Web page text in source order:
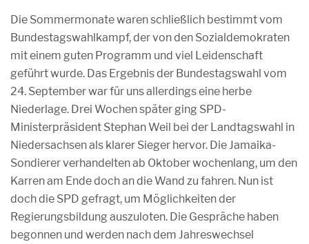
Die Sommermonate waren schließlich bestimmt vom
Bundestagswahlkampf, der von den Sozialdemokraten
mit einem guten Programm und viel Leidenschaft
geführt wurde. Das Ergebnis der Bundestagswahl vom
24. September war für uns allerdings eine herbe
Niederlage. Drei Wochen später ging SPD-
Ministerpräsident Stephan Weil bei der Landtagswahl in
Niedersachsen als klarer Sieger hervor. Die Jamaika-
Sondierer verhandelten ab Oktober wochenlang, um den
Karren am Ende doch an die Wand zu fahren. Nun ist
doch die SPD gefragt, um Möglichkeiten der
Regierungsbildung auszuloten. Die Gespräche haben
begonnen und werden nach dem Jahreswechsel